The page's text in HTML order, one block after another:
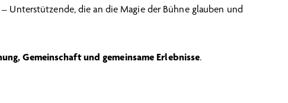
– Unterstützende, die an die Magie der Bühne glauben und
Gemeinschaft und gemeinsame Erlebnisse.